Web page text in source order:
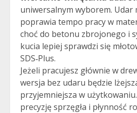
uniwersalnym wyborem. Udar
poprawia tempo pracy w
choć do betonu zbrojonego i
kucia lepiej sprawdzi się
SDS‑Plus.
Jeżeli pracujesz głównie w
wersja bez udaru będzie
przyjemniejsza w
precyzję sprzęgła i płynność